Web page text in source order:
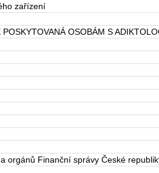
zařízení
OSOBÁM S
orgánů Finanční správy České